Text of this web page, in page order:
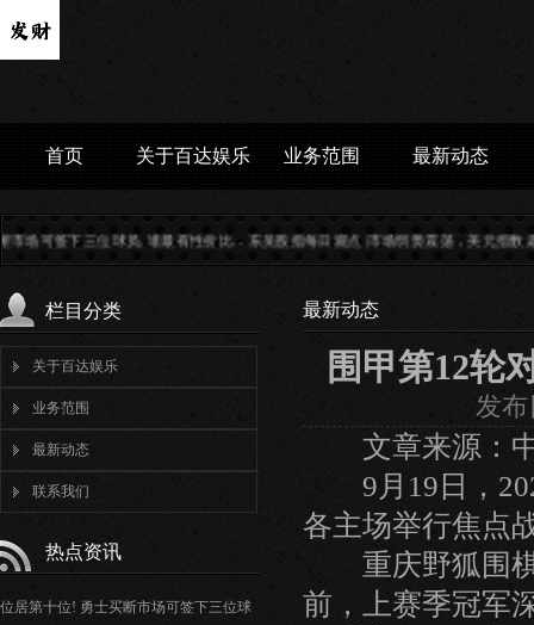
首页 关于百达娱乐 业务范围 最新动态
东吴股指每日观点 |市场弱势震荡，美元指数走高，股指未来如何演绎？... 女子围
栏目分类
关于百达娱乐
业务范围
最新动态
联系我们
热点资讯
位居第十位! 勇士买断市场可签下三位球
最新动态
围甲第12轮
发布
文章来源：中
9月19日，
各主场举行焦点
重庆野狐围棋
前，上赛季冠军